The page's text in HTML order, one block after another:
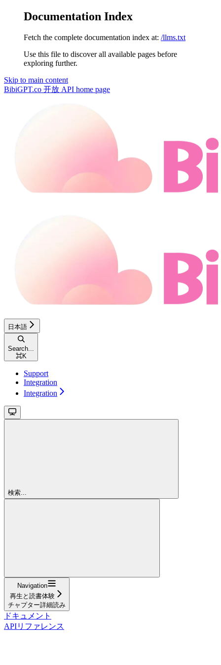
Documentation Index
Fetch the complete documentation index at: /llms.txt
Use this file to discover all available pages before
exploring further.
Skip to main content
BibiGPT.co 开放 API home page
日本語
Search...
⌘K
Support
Integration
Integration
検索...
Navigation
再生と読書体験
チャプター詳細読み
ドキュメント
APIリファレンス